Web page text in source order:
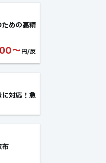
ための高精
〜円/反
に対応！急
布